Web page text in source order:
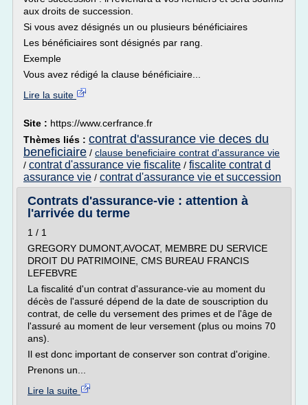
aux droits de succession.
Si vous avez désignés un ou plusieurs bénéficiaires
Les bénéficiaires sont désignés par rang.
Exemple
Vous avez rédigé la clause bénéficiaire...
Lire la suite
Site : https://www.cerfrance.fr
Thèmes liés : contrat d'assurance vie deces du
beneficiaire / clause beneficiaire contrat d'assurance vie
/ contrat d'assurance vie fiscalite / fiscalite contrat d
assurance vie / contrat d'assurance vie et succession
Contrats d'assurance-vie : attention à
l'arrivée du terme
1 / 1
GREGORY DUMONT,AVOCAT, MEMBRE DU SERVICE
DROIT DU PATRIMOINE, CMS BUREAU FRANCIS
LEFEBVRE
La fiscalité d'un contrat d'assurance-vie au moment du
décès de l'assuré dépend de la date de souscription du
contrat, de celle du versement des primes et de l'âge de
l'assuré au moment de leur versement (plus ou moins 70
ans).
Il est donc important de conserver son contrat d'origine.
Prenons un...
Lire la suite